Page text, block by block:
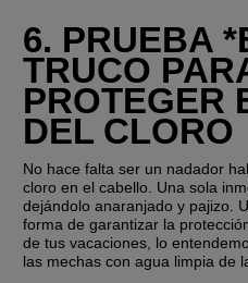
6. PRUEBA
TRUCO
PROTEGER
DEL CLORO
No hace falta ser un nadador
cloro en el cabello. Una sola
dejándolo anaranjado y pajizo.
forma de garantizar la
de tus vacaciones, lo
las mechas con agua limpia de